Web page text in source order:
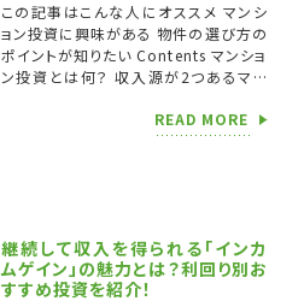
この記事はこんな人にオススメ マンシ
ョン投資に興味がある 物件の選び方の
ポイントが知りたい Contents マンショ
ン投資とは何？ 収入源が2つあるマン
区分マンション 2｜中古区分 […]
READ MORE
継続して収入を得られる「インカ
ムゲイン」の魅力とは？利回り別お
すすめ投資を紹介！